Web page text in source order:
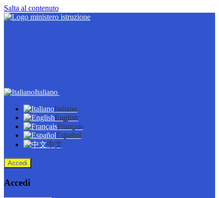
Salta al contenuto
Italiano
Italiano
English
Français
Español
中文
Accedi
Accedi